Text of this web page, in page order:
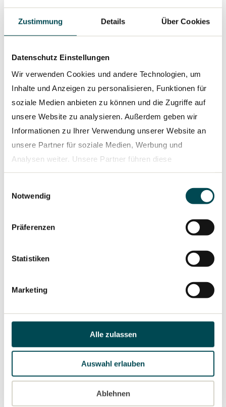
Zustimmung Details Über Cookies
Datenschutz Einstellungen
Wir verwenden Cookies und andere Technologien, um
Inhalte und Anzeigen zu personalisieren, Funktionen für
soziale Medien anbieten zu können und die Zugriffe auf
unsere Website zu analysieren. Außerdem geben wir
Informationen zu Ihrer Verwendung unserer Website an
unsere Partner für soziale Medien, Werbung und
Analysen weiter. Unsere Partner führen diese
Informationen möglicherweise mit weiteren Daten
zusammen, die Sie ihnen bereitgestellt haben oder die
sie im Rahmen Ihrer Nutzung der Dienste gesammelt
Notwendig
Präferenzen
Statistiken
Marketing
Alle zulassen
Auswahl erlauben
Ablehnen
PRESSEMELDUNG07.05.2026
TRATON GROUP platziert erstmals
grüne Anleihe und grünen Kredit über
insgesamt 850 Mio € für Investitionen
in batterieelektrische Nutzfahrzeuge
unter gruppenweitem Green Finance
Framework
ersten Quartal 2026 trotz diverser
Sondereffekte gut und steigert
Auftragseingang